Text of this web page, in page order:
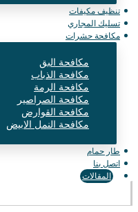
تنظيف مكيفات
تسليك المجاري
مكافحة حشرات
مكافحة البق
مكافحة الذباب
مكافحة الرمة
مكافحة الصراصير
مكافحة القوارض
مكافحة النمل الابيض
طار حمام
اتصل بنا
المقالات